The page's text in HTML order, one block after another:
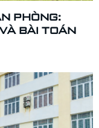
PHÒNG:
BÀI TOÁN